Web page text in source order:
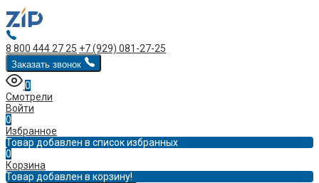
8 800 444 27 25 +7 (929) 081-27-25
Заказать звонок
0
Смотрели
Войти
0
Избранное
Товар добавлен в список избранных
0
Корзина
Товар добавлен в корзину!